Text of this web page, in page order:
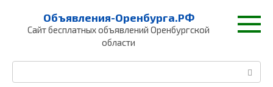
контенту
Объявления-Оренбурга.РФ
Сайт бесплатных объявлений Оренбургской
области